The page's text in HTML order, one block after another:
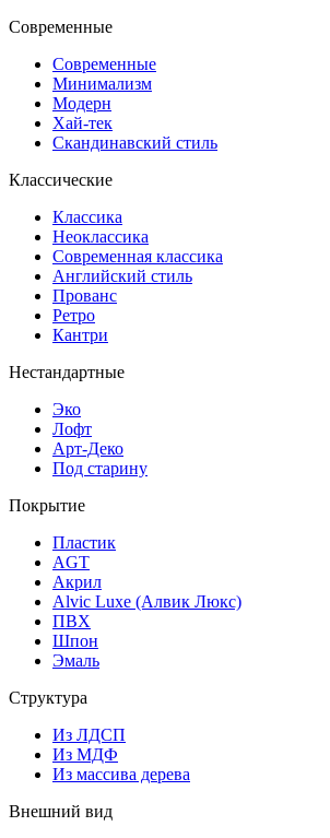
Современные
Современные
Минимализм
Модерн
Хай-тек
Скандинавский стиль
Классические
Классика
Неоклассика
Современная классика
Английский стиль
Прованс
Ретро
Кантри
Нестандартные
Эко
Лофт
Арт-Деко
Под старину
Покрытие
Пластик
AGT
Акрил
Alvic Luxe (Алвик Люкс)
ПВХ
Шпон
Эмаль
Структура
Из ЛДСП
Из МДФ
Из массива дерева
Внешний вид